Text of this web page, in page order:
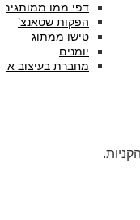
דפי ממו ממותגים
הפקות שטאנצ’
טישו ממתוג
יומנים
מחברת בעיצוב